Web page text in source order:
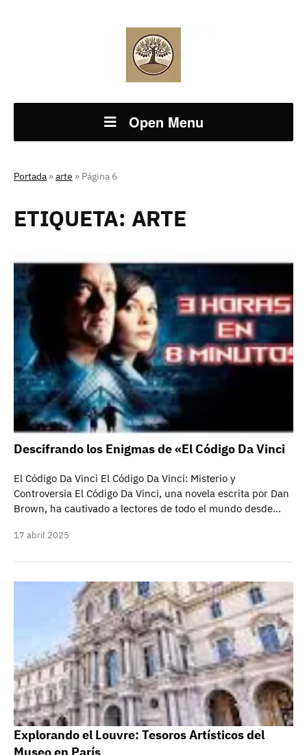
Open Menu
Portada »arte » Página 6
ETIQUETA: ARTE
Descifrando los Enigmas de «El Código Da Vinci
El Código Da Vinci El Código Da Vinci: Misterio y
Controversia El Código Da Vinci, una novela escrita por Dan
Brown, ha cautivado a lectores de todo el mundo desde…
17 abril 2025
Explorando el Louvre: Tesoros Artísticos del
Museo en París